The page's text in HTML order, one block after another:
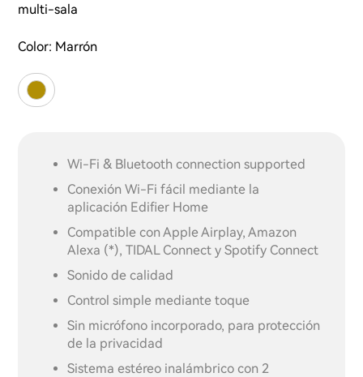
multi-sala
Color: Marrón
Wi-Fi & Bluetooth connection supported
Conexión Wi-Fi fácil mediante la
aplicación Edifier Home
Compatible con Apple Airplay, Amazon
Alexa (*), TIDAL Connect y Spotify Connect
Sonido de calidad
Control simple mediante toque
Sin micrófono incorporado, para protección
de la privacidad
Sistema estéreo inalámbrico con 2